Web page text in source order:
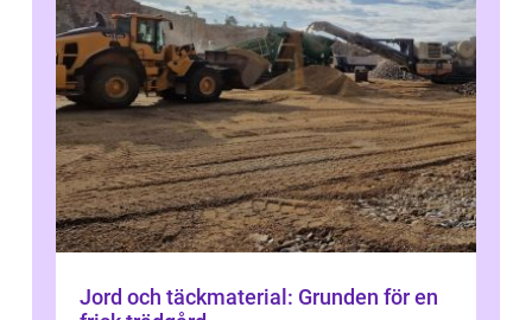
Jord och täckmaterial: Grunden för en